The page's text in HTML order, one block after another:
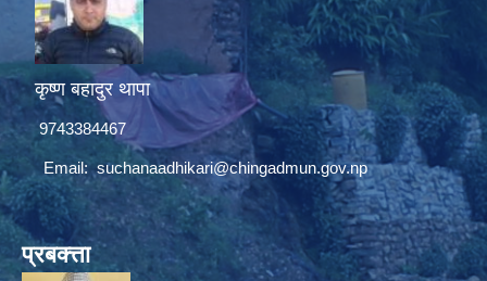
कृष्ण बहादुर थापा
9743384467
Email:suchanaadhikari@chingadmun.gov.np
प्रबक्त्ता